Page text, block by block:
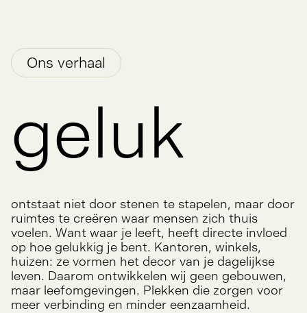
Ons verhaal
geluk
ontstaat niet door stenen te stapelen, maar door
ruimtes te creëren waar mensen zich thuis
voelen. Want waar je leeft, heeft directe invloed
op hoe gelukkig je bent. Kantoren, winkels,
huizen: ze vormen het decor van je dagelijkse
leven. Daarom ontwikkelen wij geen gebouwen,
maar leefomgevingen. Plekken die zorgen voor
meer verbinding en minder eenzaamheid.